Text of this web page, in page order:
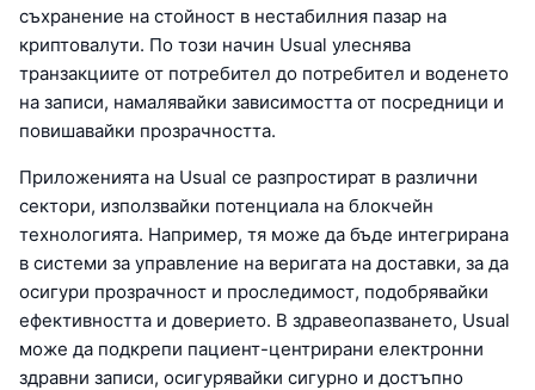
съхранение на стойност в нестабилния пазар на
криптовалути. По този начин Usual улеснява
транзакциите от потребител до потребител и воденето
на записи, намалявайки зависимостта от посредници и
повишавайки прозрачността.
Приложенията на Usual се разпростират в различни
сектори, използвайки потенциала на блокчейн
технологията. Например, тя може да бъде интегрирана
в системи за управление на веригата на доставки, за да
осигури прозрачност и проследимост, подобрявайки
ефективността и доверието. В здравеопазването, Usual
може да подкрепи пациент-центрирани електронни
здравни записи, осигурявайки сигурно и достъпно